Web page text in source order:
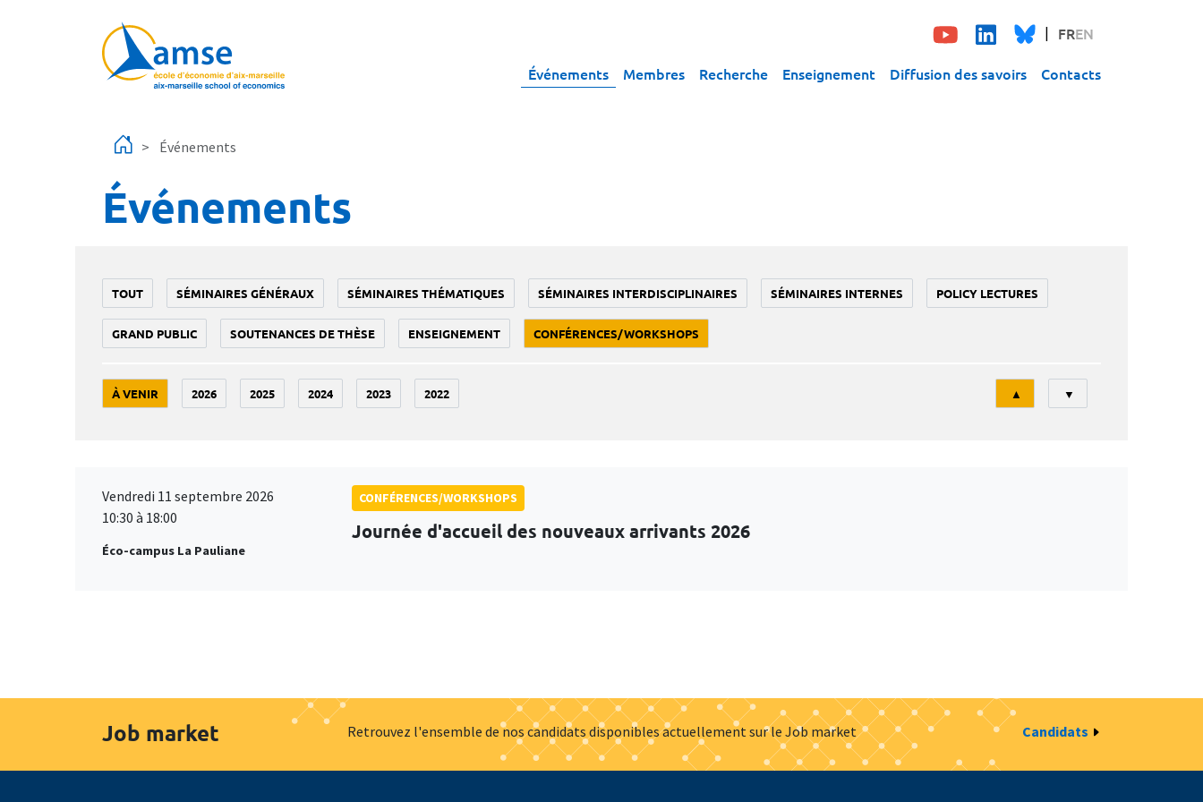
FREN
Événements Membres Recherche Enseignement Diffusion des savoirs Contacts
Événements
Événements
TOUT SÉMINAIRES GÉNÉRAUX SÉMINAIRES THÉMATIQUES SÉMINAIRES INTERDISCIPLINAIRES SÉMINAIRES INTERNES POLICY LECTURES
GRAND PUBLIC SOUTENANCES DE THÈSE ENSEIGNEMENT CONFÉRENCES/WORKSHOPS
À VENIR 2026 2025 2024 2023 2022
Tri
▲ ▼
Vendredi 11 septembre 2026
10:30 à 18:00
Éco-campus La Pauliane
CONFÉRENCES/WORKSHOPS
Journée d'accueil des nouveaux arrivants 2026
Job market Retrouvez l'ensemble de nos candidats disponibles actuellement sur le Job market Candidats